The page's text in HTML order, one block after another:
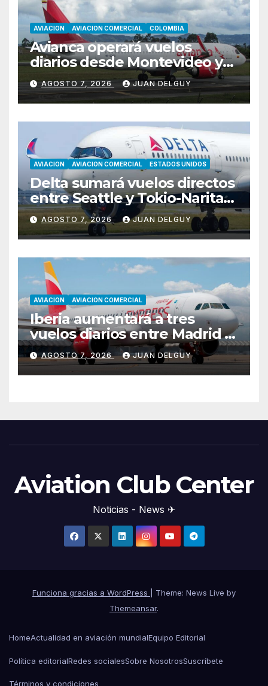
AVIACION AVIACION COMERCIAL COLOMBIA
Avianca operará vuelos
diarios desde Montevideo y
Asunción hacia Bogotá
AGOSTO 7, 2026 JUAN DELGUY
AVIACION AVIACION COMERCIAL ESTADOS UNIDOS
Delta sumará vuelos directos
entre Seattle y Tokio-Narita
desde marzo de 2027
AGOSTO 7, 2026 JUAN DELGUY
AVIACION AVIACION COMERCIAL
Iberia aumentará a tres
vuelos diarios entre Madrid y
Menorca durante el invierno
AGOSTO 7, 2026 JUAN DELGUY
Aviation Club Center
Noticias - News ✈
Funciona gracias a WordPress
Theme: News Live by
Themeansar.
HomeActualidad en aviación mundialEquipo Editorial
Política editorialRedes socialesSobre NosotrosSuscríbete
Términos y condiciones